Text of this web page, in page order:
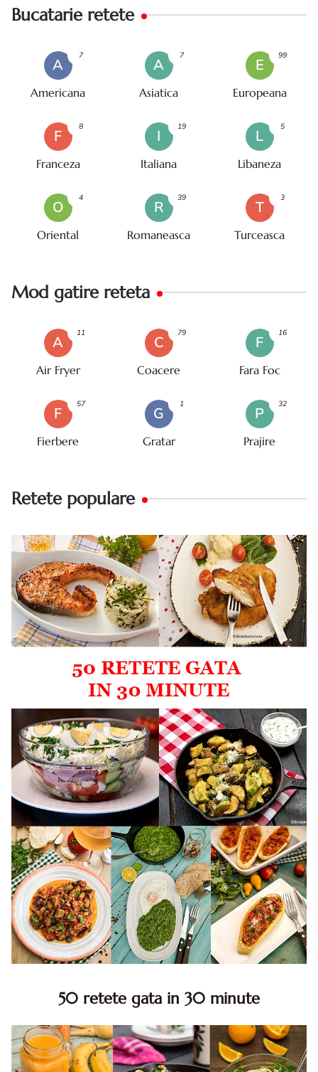
Bucatarie retete
A
Americana
7
A
Asiatica
7
E
Europeana
99
F
Franceza
8
I
Italiana
19
L
Libaneza
5
O
Oriental
4
R
Romaneasca
39
T
Turceasca
3
Mod gatire reteta
A
Air Fryer
11
C
Coacere
79
F
Fara Foc
16
F
Fierbere
57
G
Gratar
1
P
Prajire
32
Retete populare
50 retete gata in 30 minute
minute. Retete rapide. Retete rapide de mancare. Idei
retete mancare rapid